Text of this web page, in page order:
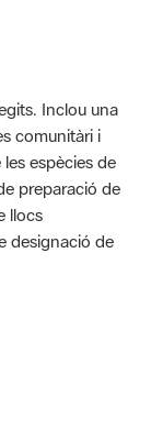
Inclou una
comunitàri i
espècies de
preparació de
llocs
designació de